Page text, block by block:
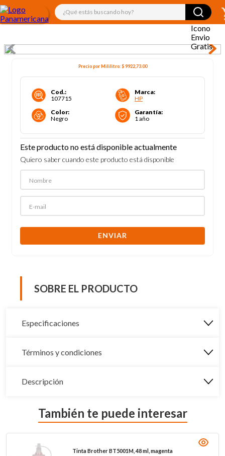
¿Qué estás buscando hoy?
Precio porMililitro:$ 9922,73.00
Cod.:
107715
Marca:
HP
Color:
Negro
Garantía:
1 año
Este producto no está disponible actualmente
Quiero saber cuando este producto está disponible
ENVIAR
SOBRE EL PRODUCTO
Especificaciones
Términos y condiciones
Descripción
También te puede interesar
Tinta Brother BT5001M, 48 ml, magenta